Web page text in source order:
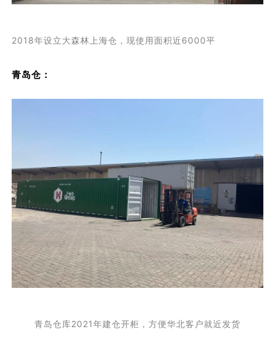
2018年设立大森林上海仓，现使用面积近6000平
青岛仓：
青岛仓库2021年建仓开柜，方便华北客户就近发货